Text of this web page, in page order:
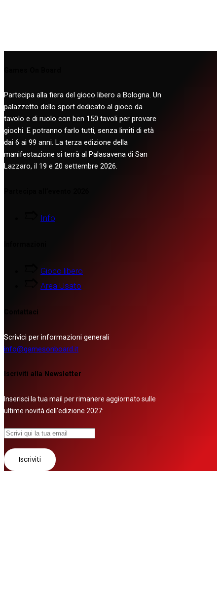
Partecipa alla fiera del gioco libero a Bologna. Un
palazzetto dello sport dedicato al gioco da
tavolo e di ruolo con ben 150 tavoli per provare
giochi. E potranno farlo tutti, senza limiti di età
dai 6 ai 99 anni. La terza edizione della
manifestazione si terrà al Palasavena di San
Lazzaro, il 19 e 20 settembre 2026.
Info
Gioco libero
Area Usato
Contattaci
Scrivici per informazioni generali
info@gamesonboard.it
Iscriviti alla Newsletter
Inserisci la tua mail per rimanere aggiornato sulle
ultime novità dell'edizione 2027: